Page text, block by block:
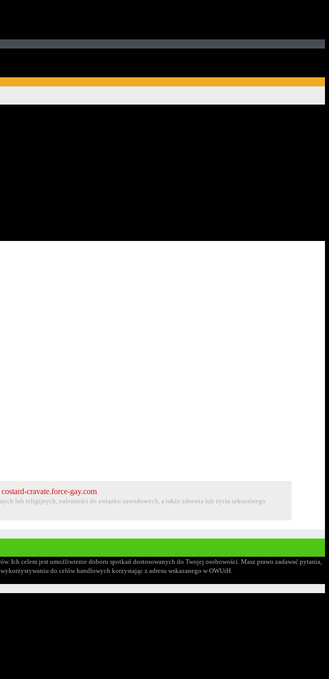
cravate.force-gay.com
lub religijnych, należności do związku zawodowych, a także zdrowia lub życia seksualnego
Ich celem jest umożliwienie doboru spotkań dostosowanych do Twojej osobowości. Masz prawo zadawać pytania,
do celów handlowych korzystając z adresu wskazanego w OWUiH.